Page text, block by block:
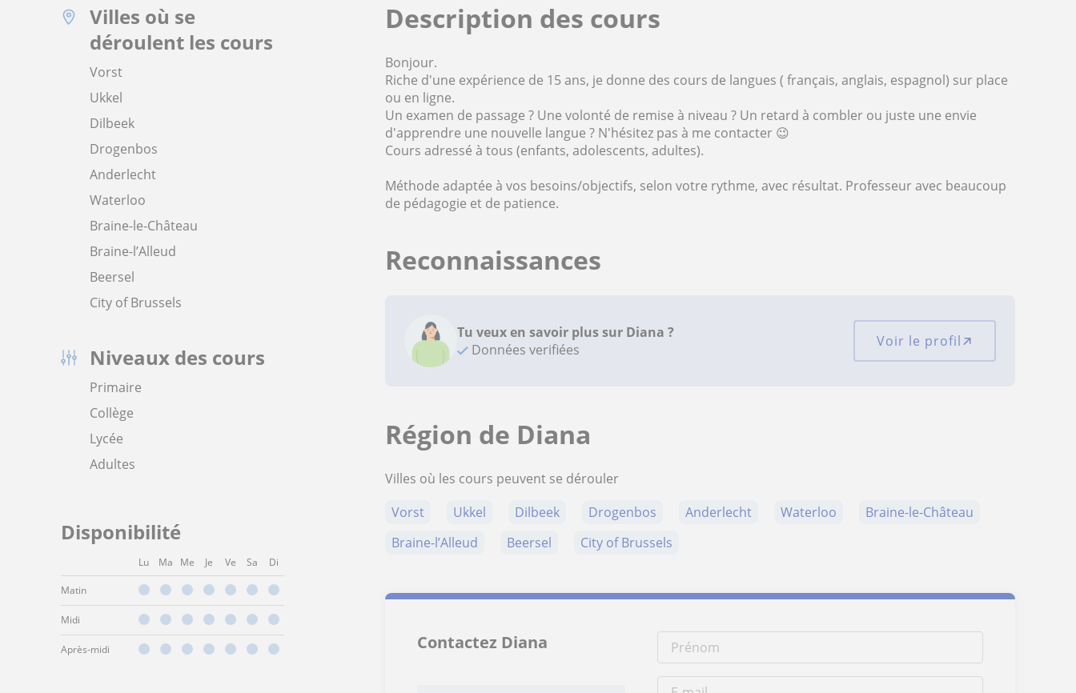
Villes où se
déroulent les cours
Vorst
Ukkel
Dilbeek
Drogenbos
Anderlecht
Waterloo
Braine-le-Château
Braine-l’Alleud
Beersel
City of Brussels
Niveaux des cours
Primaire
Collège
Lycée
Adultes
Disponibilité
Lu Ma Me Je Ve Sa Di
Matin
Midi
Après-midi
Description des cours
Bonjour.
Riche d'une expérience de 15 ans, je donne des cours de langues ( français, anglais, espagnol) sur place
ou en ligne.
Un examen de passage ? Une volonté de remise à niveau ? Un retard à combler ou juste une envie
d'apprendre une nouvelle langue ? N'hésitez pas à me contacter 😉
Cours adressé à tous (enfants, adolescents, adultes).
Méthode adaptée à vos besoins/objectifs, selon votre rythme, avec résultat. Professeur avec beaucoup
de pédagogie et de patience.
Reconnaissances
Tu veux en savoir plus sur Diana ?
Données verifiées
Voir le profil
Région de Diana
Villes où les cours peuvent se dérouler
Vorst
Ukkel Dilbeek Drogenbos Anderlecht Waterloo
Braine-le-Château
Braine-l’Alleud
Beersel City of Brussels
Contactez Diana